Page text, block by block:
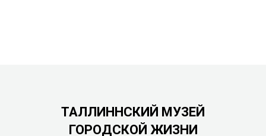
ТАЛЛИННСКИЙ МУЗЕЙ
ГОРОДСКОЙ ЖИЗНИ